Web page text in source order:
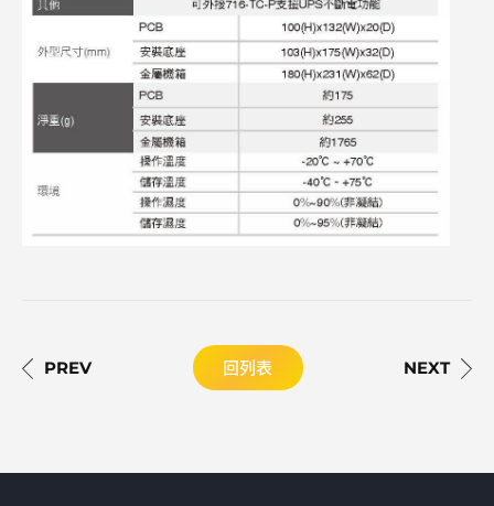
回列表